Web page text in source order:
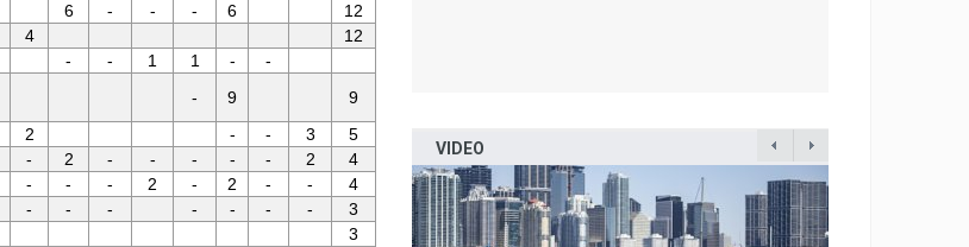
6 - - - 6
12
4
12
- - 1 1 -
-
- 9
9
2 - - 3
5
- 2 - - - - - 2
4
- - - 2 - 2 - -
4
- - - - - - -
3
3
VIDEO